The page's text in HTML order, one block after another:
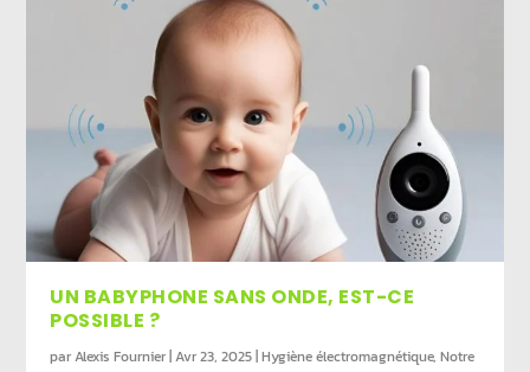
UN BABYPHONE SANS ONDE, EST-CE
POSSIBLE ?
parAlexis Fournier|Avr 23, 2025|Hygiène électromagnétique,Notre